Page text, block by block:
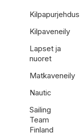
Kilpapurjehdus
Kilpaveneily
Lapset ja
nuoret
Matkaveneily
Nautic
Sailing
Team
Finland